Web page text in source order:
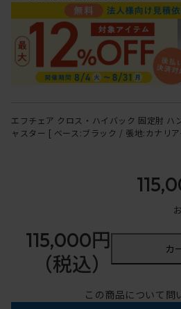
エフチェア クロス・ハイバック 固定肘 ハ
ャスター [ ベース:ブラック / 張地:カナリ
115,000円
（税込）
カ
この商品について問